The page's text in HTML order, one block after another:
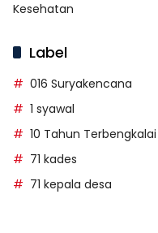
Kesehatan
Label
016 Suryakencana
1 syawal
10 Tahun Terbengkalai
71 kades
71 kepala desa